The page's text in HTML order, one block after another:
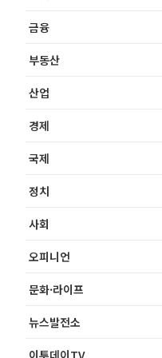
금융
부동산
산업
경제
국제
정치
사회
오피니언
문화·라이프
뉴스발전소
이투데이TV